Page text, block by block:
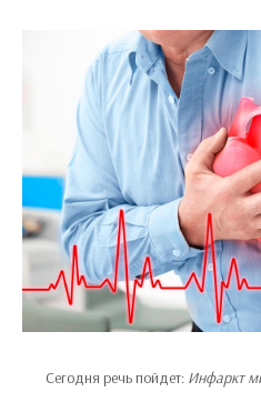
Сегодня речь пойдет: Инфаркт